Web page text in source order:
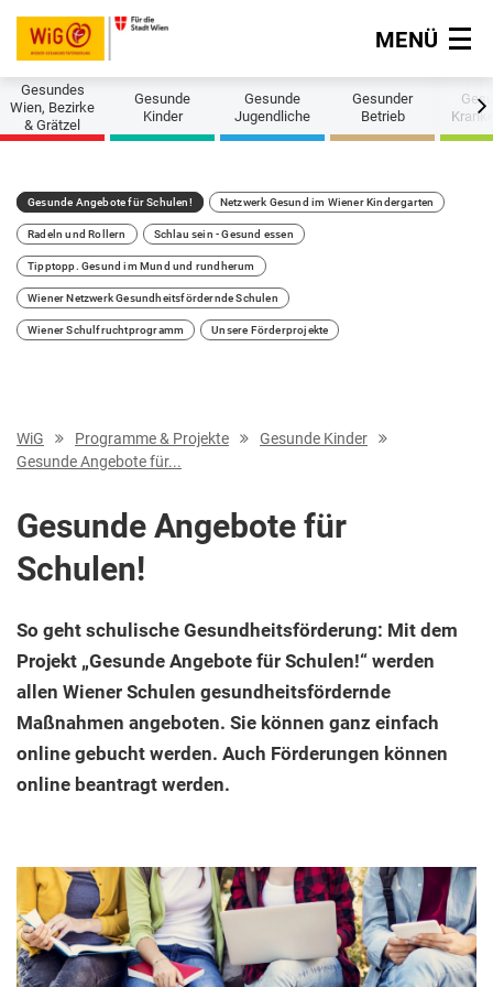
Navigation überspringen
MENÜ
Gesundes
Wien, Bezirke
& Grätzel
Gesunde
Kinder
Gesunde
Jugendliche
Gesunder
Betrieb
Next
Gesunde Angebote für Schulen! Netzwerk Gesund im Wiener Kindergarten
Radeln und Rollern Schlau sein - Gesund essen
Tipptopp. Gesund im Mund und rundherum
Wiener Netzwerk Gesundheitsfördernde Schulen
Wiener Schulfruchtprogramm Unsere Förderprojekte
WiG Programme & Projekte
Gesunde Kinder
Gesunde Angebote für...
Gesunde Angebote für
Schulen!
So geht schulische Gesundheitsförderung: Mit dem
Projekt „Gesunde Angebote für Schulen!“ werden
allen Wiener Schulen gesundheitsfördernde
Maßnahmen angeboten. Sie können ganz einfach
online gebucht werden. Auch Förderungen können
online beantragt werden.